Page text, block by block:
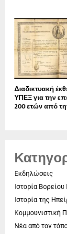
Διαδικτυακή
ΥΠΕΞ για την
200 ετών από
Εκδηλώσεις
Ιστορία
Ιστορία της
Κομμουνιστική
Νέα από τον